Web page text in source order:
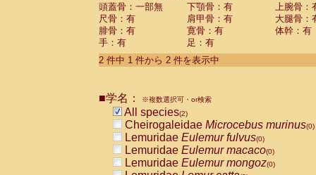
Cebidae Cebusspp.(0)
Cebidae Saimiri boliviensis
Cebidae Saimiri sciureus
Atelidae Alouatta caraya
AtelidaeAlouatta fusca
AtelidaeAlouatta seniculus
AtelidaeAteles belzebuth
AtelidaeAteles geoffroyi
AtelidaeAteles paniscus(0)
AtelidaeAtelesspp. (0)
AtelidaeLagothrix lagothricha
AtelidaeLagothrix lagothricha cana
PitheciidaeCacajao calvus
頭蓋骨：一部無
下顎骨：有
上腕骨：
尺骨：有
肩甲骨：有
大腿骨：
腓骨：有
寛骨：有
体幹：有
手：有
足：有
2 件中 1 件から 2 件を表示中
■学名： ※複数選択可・or検索
All species(2)
Cheirogaleidae Microcebus murinus(0)
Lemuridae Eulemur fulvus(0)
Lemuridae Eulemur macaco(0)
Lemuridae Eulemur mongoz(0)